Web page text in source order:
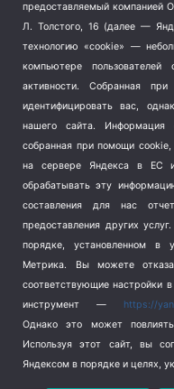
Терроризм (1)
Транспорт (262)
Туризм (178)
Школа и спорт (2)
Экология (8)
Экономика (1172)
предоставляемый компанией
Л. Толстого, 16 (далее —
технологию «cookie» —
компьютере
активности.
Собранная
идентифицировать вас,
нашего сайта. Информация
собранная при помощи
на сервере Яндекса в ЕС
обрабатывать эту
составления для нас
предоставления других
порядке, установленном в
Метрика.
Вы можете
соответствующие настройки
инструмент — https://
Однако это может
Используя этот сайт, вы
Яндексом в порядке и целях,